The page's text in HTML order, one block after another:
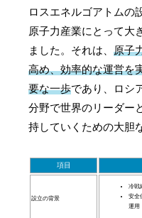
ロスエネルゴアトムの
原子力産業にとって大
ました。それは、原子
高め、効率的な運営を
要な一歩であり、ロシ
分野で世界のリーダー
持していくための大胆
項目
設立の背景
冷戦
安全
運用